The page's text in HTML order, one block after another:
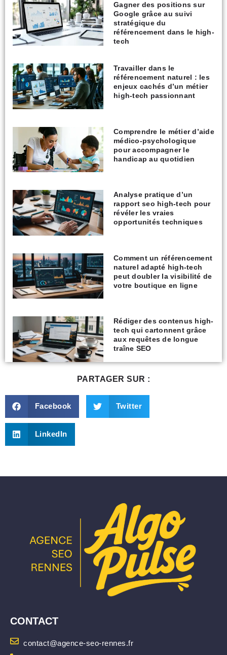
Gagner des positions sur
Google grâce au suivi
stratégique du
référencement dans le high-
tech
Travailler dans le
référencement naturel : les
enjeux cachés d’un métier
high-tech passionnant
Comprendre le métier d’aide
médico-psychologique
pour accompagner le
handicap au quotidien
Analyse pratique d’un
rapport seo high-tech pour
révéler les vraies
opportunités techniques
Comment un référencement
naturel adapté high-tech
peut doubler la visibilité de
votre boutique en ligne
Rédiger des contenus high-
tech qui cartonnent grâce
aux requêtes de longue
traîne SEO
PARTAGER SUR :
Facebook Twitter
LinkedIn
CONTACT
contact@agence-seo-rennes.fr